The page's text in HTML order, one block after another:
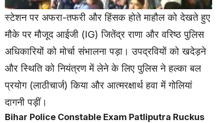
स्टेशन पर अफरा-तफरी और हिंसक होते माहौल को देखते हुए
मौके पर मौजूद आईजी (IG) जितेंद्र राणा और वरिष्ठ पुलिस
अधिकारियों को मोर्चा संभालना पड़ा। उपद्रवियों को खदेड़ने
और स्थिति को नियंत्रण में लेने के लिए पुलिस ने हल्का बल
प्रयोग (लाठीचार्ज) किया और आत्मरक्षार्थ हवा में गोलियां
दागनी पड़ीं।
Bihar Police Constable Exam Patliputra Ruckus